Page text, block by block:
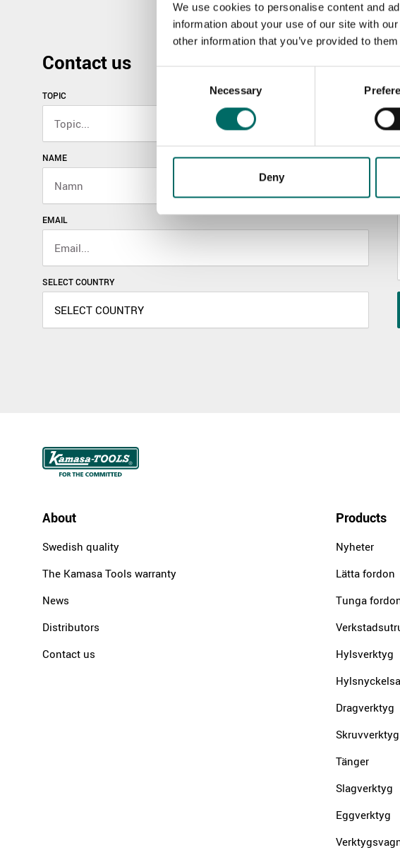
We use cookies to personalise content and
information about your use of our site with
other information that you’ve provided to
Necessary
Deny
Contact us
TOPIC
NAME
EMAIL
SELECT COUNTRY
About
Swedish quality
The Kamasa Tools warranty
News
Distributors
Contact us
Products
Nyheter
Lätta fordon
Tunga
Hylsverktyg
Dragverktyg
Skruvverktyg
Tänger
Slagverktyg
Eggverktyg